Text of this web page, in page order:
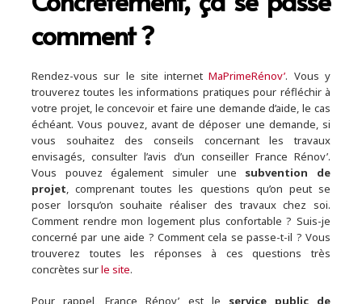
comment ?
Rendez-vous sur le site internetMaPrimeRénov’. Vous y
trouverez toutes les informations pratiques pour réfléchir à
votre projet, le concevoir et faire une demande d’aide, le cas
échéant. Vous pouvez, avant de déposer une demande, si
vous souhaitez des conseils concernant les travaux
envisagés, consulter l’avis d’un conseiller France Rénov’.
Vous pouvez également simuler une subvention de
projet , comprenant toutes les questions qu’on peut se
poser lorsqu’on souhaite réaliser des travaux chez soi.
Comment rendre mon logement plus confortable ? Suis-je
concerné par une aide ? Comment cela se passe-t-il ? Vous
trouverez toutes les réponses à ces questions très
concrètes surle site.
Pour rappel, France Rénov’ est le service public de